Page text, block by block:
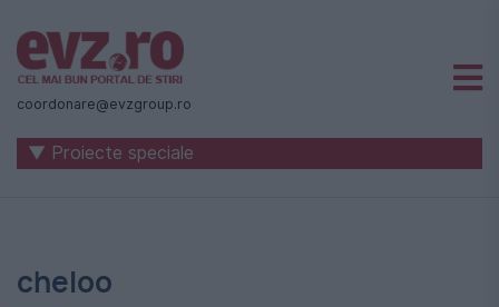
Știri
naționale
internaționale
-
coordonare@evzgroup.ro
▼ Proiecte speciale
cheloo